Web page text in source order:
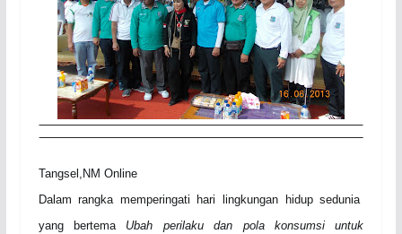
Tangsel,NM Online
Dalam rangka memperingati hari lingkungan hidup sedunia
yang bertema Ubah perilaku dan pola konsumsi untuk